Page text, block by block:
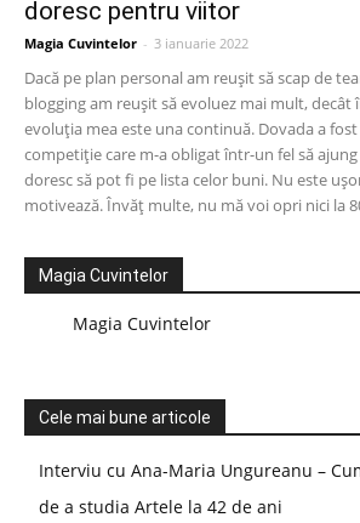
doresc pentru viitor
Magia Cuvintelor - 3 ianuarie 2022
Dacă pe plan personal am reușit să scap de
blogging am reușit să evoluez mai mult, decât
evoluția mea este una continuă. Dovada a fost
competiție care m-a obligat într-un fel să
doresc să pot fi pe lista celor buni. Nu este
motivează. Învăț multe, nu mă voi opri nici la
Magia Cuvintelor
Magia Cuvintelor
Cele mai bune articole
Interviu cu Ana-Maria Ungureanu –
de a studia Artele la 42 de ani